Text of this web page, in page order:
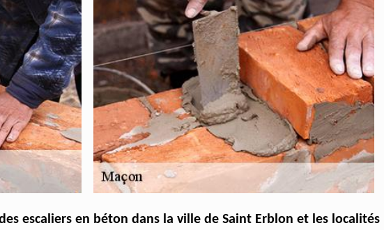
escaliers en béton dans la ville de Saint Erblon et les localités